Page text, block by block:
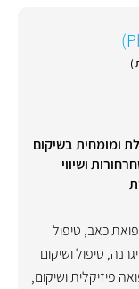
ומומחית בשיקום
ושיווי
כאב, טיפול
, טיפול ושיקום
פיזיקלית ושיקום,